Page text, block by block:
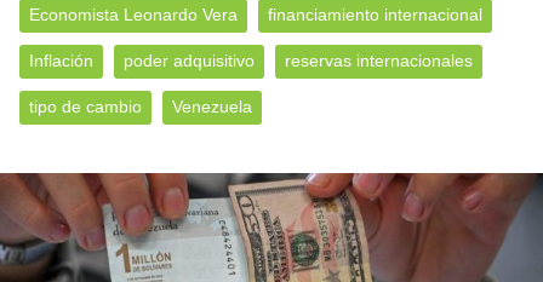
Economista Leonardo Vera financiamiento internacional
Inflación poder adquisitivo reservas internacionales
tipo de cambio Venezuela